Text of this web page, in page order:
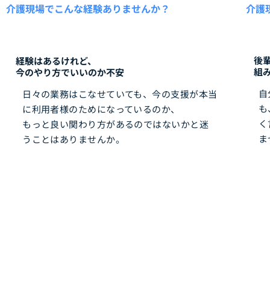
介護現場でこんな経験ありませんか？
経験はあるけれど、
今のやり方でいいのか不安
日々の業務はこなせていても、今の支援が本当
に利用者様のためになっているのか、
もっと良い関わり方があるのではないかと迷
うことはありませんか。
後
組
介護